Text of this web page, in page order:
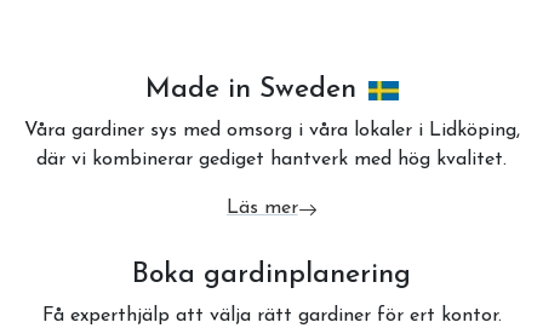
Made in Sweden
Våra gardiner sys med omsorg i våra lokaler i Lidköping,
där vi kombinerar gediget hantverk med hög kvalitet.
Läs mer
om Made in Sweden
Boka gardinplanering
Få experthjälp att välja rätt gardiner för ert kontor.